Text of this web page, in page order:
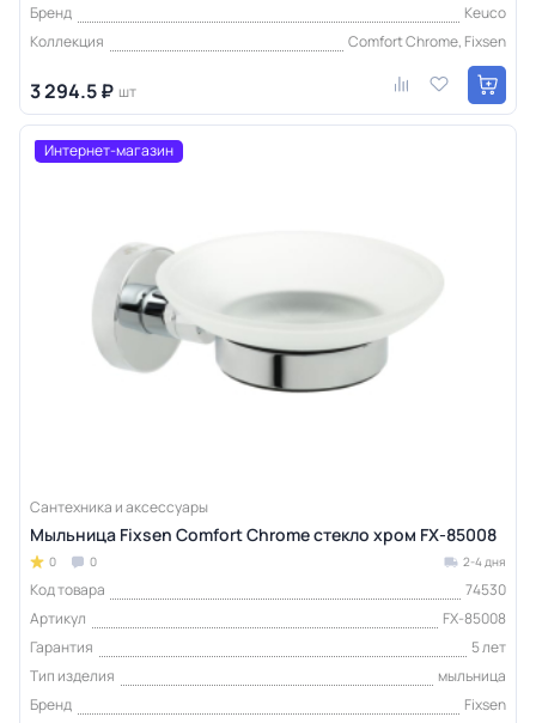
Бренд
Keuco
Коллекция
Comfort Chrome, Fixsen
3 294.5 ₽ шт
Интернет-магазин
Сантехника и аксессуары
Мыльница Fixsen Comfort Chrome стекло хром FX-85008
0 0 2-4 дня
Код товара
74530
Артикул
FX-85008
Гарантия
5 лет
Тип изделия
мыльница
Бренд
Fixsen